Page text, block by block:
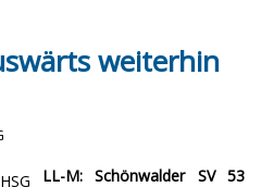
weiterhin
LL-M: Schönwalder SV 53